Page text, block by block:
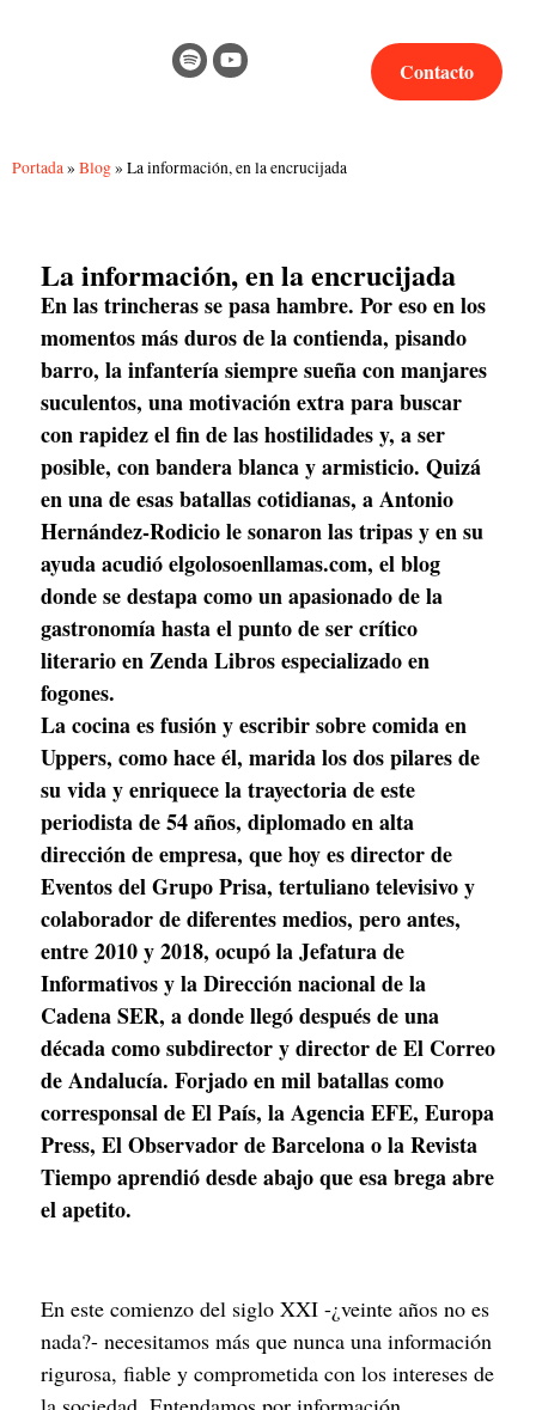
Contacto
Portada» Blog» La información, en la encrucijada
La información, en la encrucijada
En las trincheras se pasa hambre. Por eso en los
momentos más duros de la contienda, pisando
barro, la infantería siempre sueña con manjares
suculentos, una motivación extra para buscar
con rapidez el fin de las hostilidades y, a ser
posible, con bandera blanca y armisticio. Quizá
en una de esas batallas cotidianas, a Antonio
Hernández-Rodicio le sonaron las tripas y en su
ayuda acudió elgolosoenllamas.com, el blog
donde se destapa como un apasionado de la
gastronomía hasta el punto de ser crítico
literario en Zenda Libros especializado en
fogones.
La cocina es fusión y escribir sobre comida en
Uppers, como hace él, marida los dos pilares de
su vida y enriquece la trayectoria de este
periodista de 54 años, diplomado en alta
dirección de empresa, que hoy es director de
Eventos del Grupo Prisa, tertuliano televisivo y
colaborador de diferentes medios, pero antes,
entre 2010 y 2018, ocupó la Jefatura de
Informativos y la Dirección nacional de la
Cadena SER, a donde llegó después de una
década como subdirector y director de El Correo
de Andalucía. Forjado en mil batallas como
corresponsal de El País, la Agencia EFE, Europa
Press, El Observador de Barcelona o la Revista
Tiempo aprendió desde abajo que esa brega abre
el apetito.
En este comienzo del siglo XXI -¿veinte años no es
nada?- necesitamos más que nunca una información
rigurosa, fiable y comprometida con los intereses de